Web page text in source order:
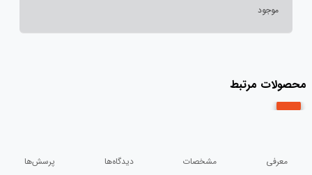
موجود
محصولات مرتبط
معرفی مشخصات دیدگاه‌ها پرسش‌ها